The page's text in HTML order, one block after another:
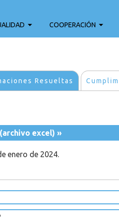
COOPERACIÓN
Resueltas
excel) »
enero de 2024.